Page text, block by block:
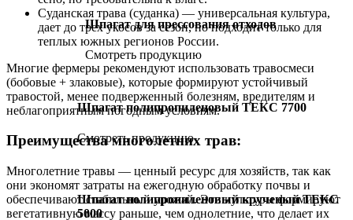
Шпагат для прессования отходов
Смотреть продукцию
Шпагат полипропиленовый ТЕКС 7700
Смотреть продукцию
Шпагат полипропиленовый крученый ТЕКС
5000
Суданская трава (суданка) — универсальная культура,
дает до трех укосов за сезон, но подходит только для
теплых южных регионов России.
Многие фермеры рекомендуют использовать травосмеси
(бобовые + злаковые), которые формируют устойчивый
травостой, менее подверженный болезням, вредителям и
неблагоприятным погодным условиям.
Преимущества многолетних трав:
Многолетние травы — ценный ресурс для хозяйств, так как
они экономят затраты на ежегодную обработку почвы и
обеспечивают стабильный урожай. Эти культуры формируют
вегетативную массу раньше, чем однолетние, что делает их